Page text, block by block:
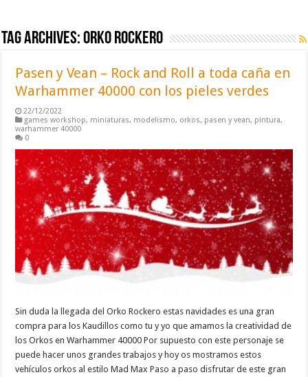
Tag Archives:orko rockero
Pasen y Vean – Rock and Roll a toda caña en
Warhammer 40000 con los pieles verdes
22/12/2022
games workshop, miniaturas, modelismo, orkos, pasen y vean, pintura,
warhammer 40000
0
Sin duda la llegada del Orko Rockero estas navidades es una gran
compra para los Kaudillos como tu y yo que amamos la creatividad de
los Orkos en Warhammer 40000 Por supuesto con este personaje se
puede hacer unos grandes trabajos y hoy os mostramos estos
vehículos orkos al estilo Mad Max Paso a paso disfrutar de este gran